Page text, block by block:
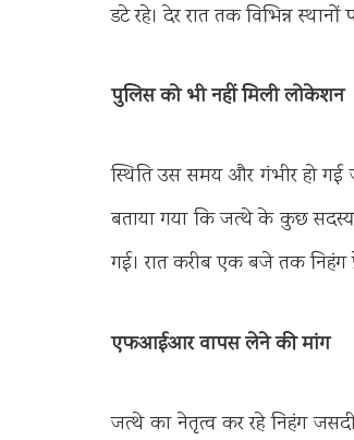
डटे रहे। देर रात तक विभिन्न
पुलिस को भी नहीं मिली लोकेशन
स्थिति उस समय और गंभीर हो
बताया गया कि जत्थे के कुछ
गई। रात करीब एक बजे तक निहंग
एफआईआर वापस लेने की मांग
जत्थे का नेतृत्व कर रहे निहंग